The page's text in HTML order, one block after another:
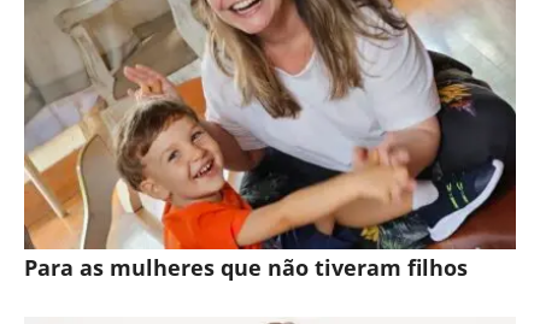
Para as mulheres que não tiveram filhos